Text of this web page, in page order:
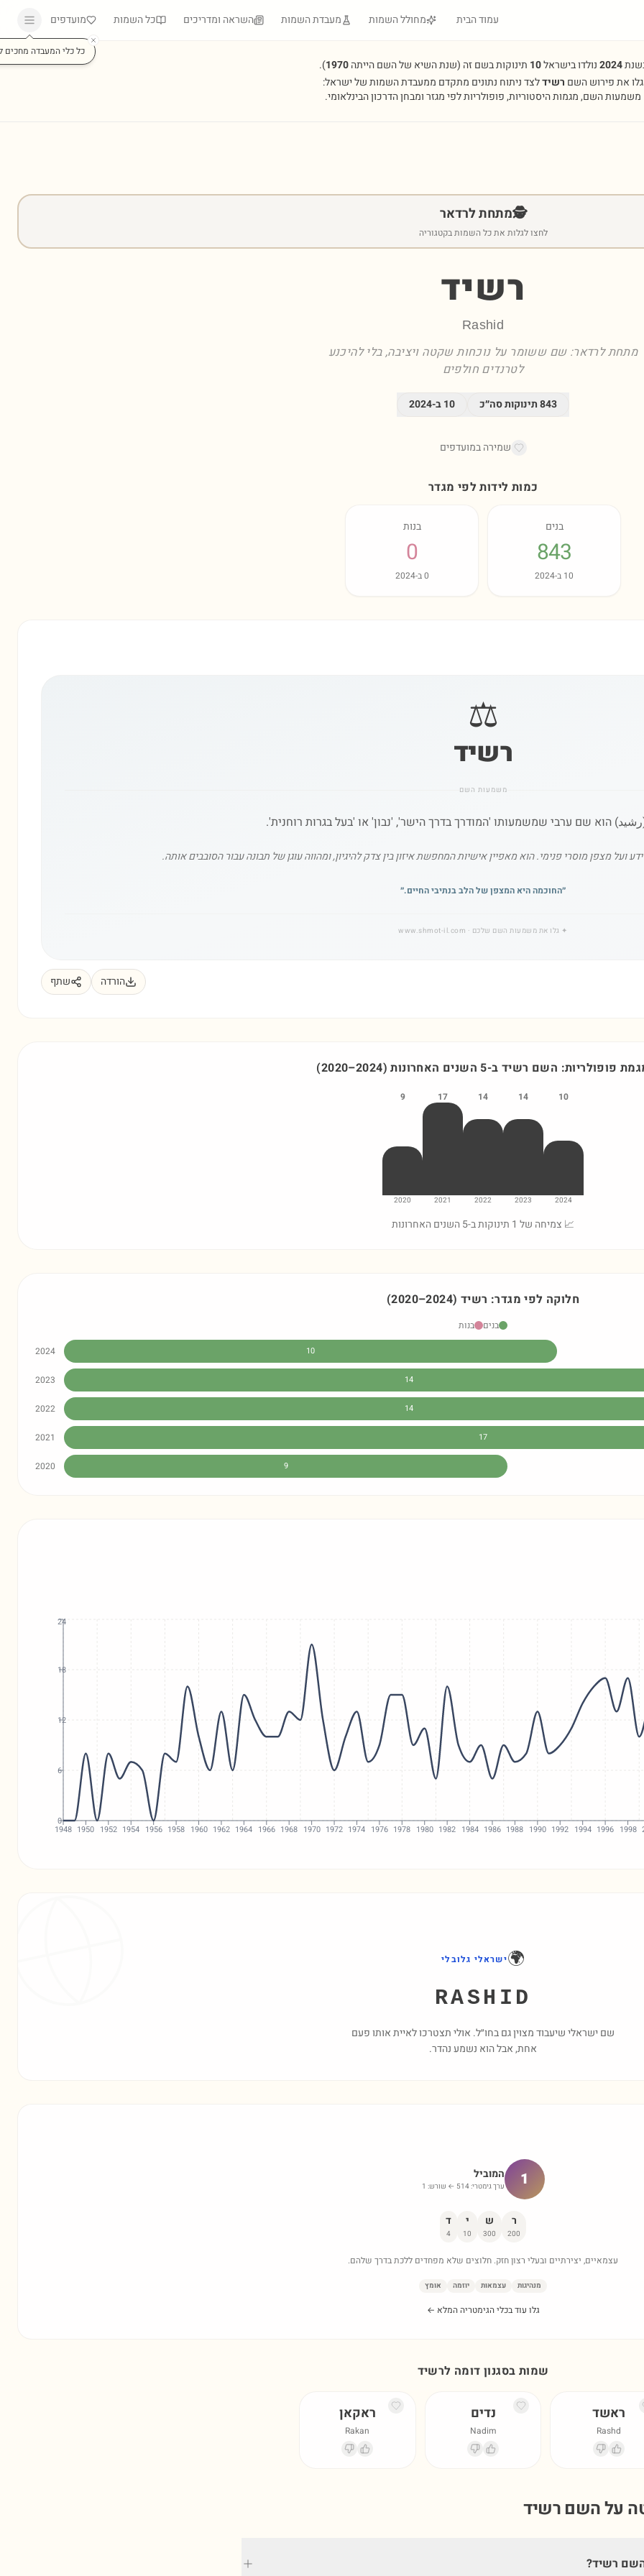
עמוד הבית מחולל השמות מעבדת השמות השראה ומדריכים כל השמות מועדפים
כל כלי המעבדה מחכים
2024נולדו בישראל10 תינוקות בשם זה (שנת השיא של השם הייתה1970
).
גלו את פירוש השם רשידלצד ניתוח נתונים מתקדם ממעבדת השמות של ישראל:
משמעות השם, מגמות היסטוריות, פופולריות לפי מגזר ומבחן הדרכון הבינלאומי.
🕵️מתחת לרדאר
לחצו לגלות את כל השמות בקטגוריה
רשיד
Rashid
מתחת לרדאר: שם ששומר על נוכחות שקטה ויציבה, בלי להיכנע
לטרנדים חולפים
843תינוקות סה״כ 10ב-2024
שמירה במועדפים
כמות לידות לפי מגדר
בנים
843
10 ב-2024
בנות
0
0ב-2024
⚖️
רשיד
משמעות השם
הוא שם ערבי שמשמעותו 'המודרך בדרך הישר', 'נבון' או 'בעל בגרות רוחנית'.
מצפן מוסרי פנימי. הוא מאפיין אישיות המחפשת איזון בין צדק להיגיון, ומהווה עוגן של תבונה עבור הסובבים אותה.
״החוכמה היא המצפן של הלב בנתיבי החיים.״
✦ גלו את משמעות השם שלכם · www.shmot-il.com
הורדה שתף
פופולריות: השם רשיד ב-5 השנים האחרונות (2020–2024)
10
2024
14
2023
14
2022
17
2021
9
2020
📈 צמיחה של 1 תינוקות ב-5 השנים האחרונות
חלוקה לפי מגדר: רשיד (2020–2024)
בנים
בנות
2024
10
2023 14
2022 14
2021 17
2020 9
1948 1950 1952 1954 1956 1958 1960 1962 1964 1966 1968 1970 1972 1974 1976 1978 1980 1982 1984 1986 1988 1990 1992 1994 1996 1998
0
6
12
18
24
🌍ישראלי גלובלי
RASHID
שם ישראלי שיעבוד מצוין גם בחו״ל. אולי תצטרכו לאיית אותו פעם
אחת, אבל הוא נשמע נהדר.
1 המוביל
ערך גימטרי: 514 ← שורש: 1
ר
200
ש
300
י
10
ד
4
עצמאיים, יצירתיים ובעלי רצון חזק. חלוצים שלא מפחדים ללכת בדרך שלהם.
מנהיגות עצמאות יוזמה אומץ
גלו עוד בכלי הגימטריה המלא ←
שמות בסגנון דומה לרשיד
ראשד
Rashd
נדים
Nadim
ראקאן
Rakan
על השם רשיד
רשיד?